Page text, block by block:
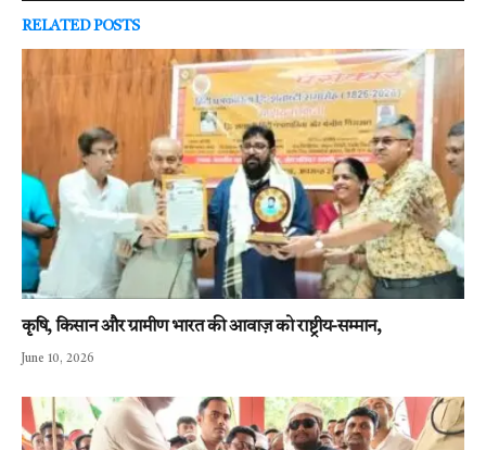
RELATEDPOSTS
कृषि, किसान और ग्रामीण भारत की आवाज़ को राष्ट्रीय-सम्मान,
June 10, 2026